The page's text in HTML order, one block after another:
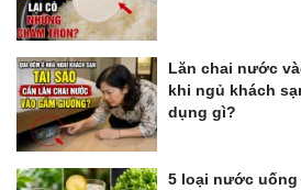
Lăn chai nước
khi ngủ khách
dụng gì?
5 loại nước